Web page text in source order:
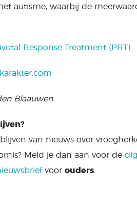
autisme, waarbij de
Response Treatment (PRT)
karakter.com
Blaauwen
van nieuws over
Meld je dan aan voor de
voor ouders